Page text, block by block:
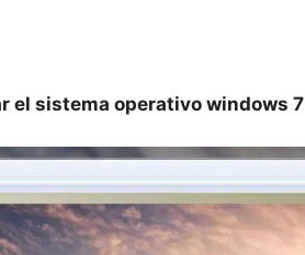
el sistema operativo windows 7